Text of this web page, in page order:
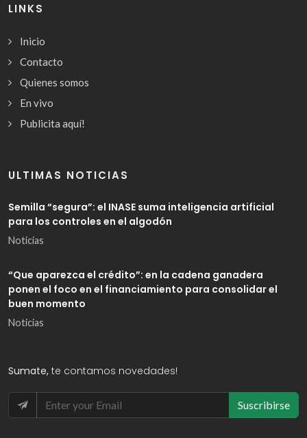
LINKS
Inicio
Contacto
Quienes somos
En vivo
Publicita aquí!
ULTIMAS NOTICIAS
Semilla “segura”: el INASE suma inteligencia artificial
para los controles en el algodón
Noticias
“Que aparezca el crédito”: en la cadena ganadera
ponen el foco en el financiamiento para consolidar el
buen momento
Noticias
Sumate, te contamos novedades!
Suscribirse